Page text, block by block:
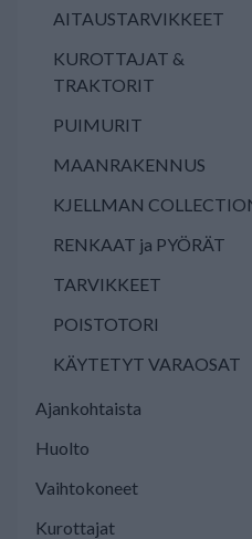
AITAUSTARVIKKEET
KUROTTAJAT &
TRAKTORIT
PUIMURIT
MAANRAKENNUS
KJELLMAN
RENKAAT ja PYÖRÄT
TARVIKKEET
POISTOTORI
KÄYTETYT VARAOSAT
Ajankohtaista
Huolto
Vaihtokoneet
Kurottajat